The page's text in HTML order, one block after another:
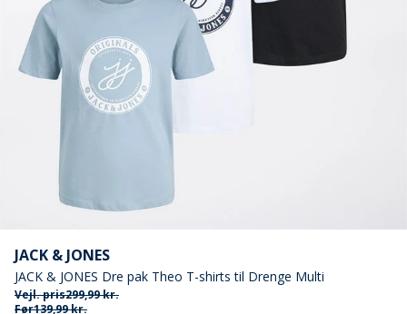
JACK & JONES
JACK & JONES Dre pak Theo T-shirts til Drenge Multi
Vejl. pris299,99 kr.
Før139,99 kr.